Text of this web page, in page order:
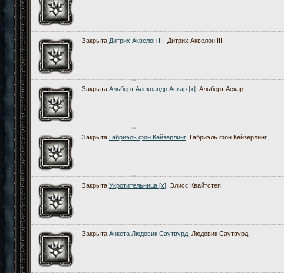
Закрыта Дитрих Аквелон III Дитрих Аквелон III
Закрыта Альберт Александр Аскар [x] Альберт Аскар
Закрыта Габриэль фон Кейзерлинг Габриэль фон Кейзерлинг
Закрыта Укротительница [x] Элисс Квайтстеп
Закрыта Анкета Людовик Саутвурд Людовик Саутвурд